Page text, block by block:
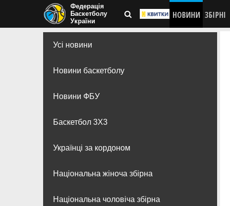
Федерація
Баскетболу
України
НОВИНИ ЗБІРНІ
Усі новини
Новини баскетболу
Новини ФБУ
Баскетбол 3Х3
Українці за кордоном
Національна жіноча збірна
Національна чоловіча збірна